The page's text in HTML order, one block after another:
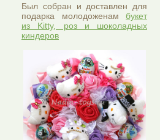
Был собран и доставлен для
подарка молодоженам букет
из Kitty, роз и шоколадных
киндеров